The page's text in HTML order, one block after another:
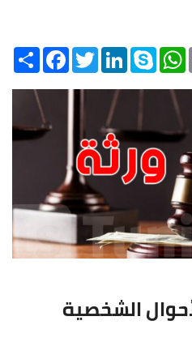
Share
FacebookTwitterLinkedInSkype
WhatsApp
الشخصية